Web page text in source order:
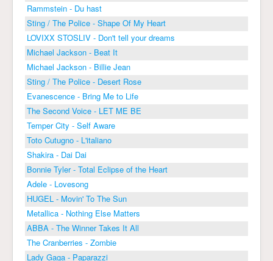
Rammstein - Du hast
Sting / The Police - Shape Of My Heart
LOVIXX STOSLIV - Don't tell your dreams
Michael Jackson - Beat It
Michael Jackson - Billie Jean
Sting / The Police - Desert Rose
Evanescence - Bring Me to Life
The Second Voice - LET ME BE
Temper City - Self Aware
Toto Cutugno - L'italiano
Shakira - Dai Dai
Bonnie Tyler - Total Eclipse of the Heart
Adele - Lovesong
HUGEL - Movin' To The Sun
Metallica - Nothing Else Matters
ABBA - The Winner Takes It All
The Cranberries - Zombie
Lady Gaga - Paparazzi